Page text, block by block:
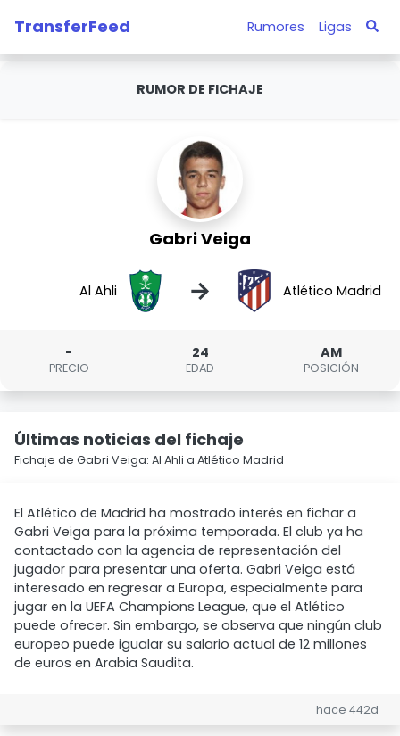
TransferFeed Rumores Ligas
RUMOR DE FICHAJE
Gabri Veiga
Al Ahli → Atlético Madrid
-
PRECIO
24
EDAD
AM
POSICIÓN
Últimas noticias del fichaje
Fichaje de Gabri Veiga: Al Ahli a Atlético Madrid
El Atlético de Madrid ha mostrado interés en fichar a
Gabri Veiga para la próxima temporada. El club ya ha
contactado con la agencia de representación del
jugador para presentar una oferta. Gabri Veiga está
interesado en regresar a Europa, especialmente para
jugar en la UEFA Champions League, que el Atlético
puede ofrecer. Sin embargo, se observa que ningún club
europeo puede igualar su salario actual de 12 millones
de euros en Arabia Saudita.
hace 442d